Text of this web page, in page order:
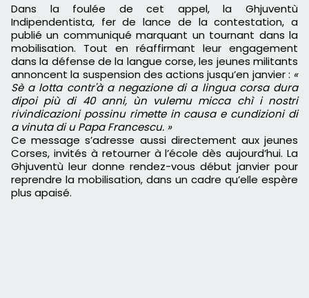
Dans la foulée de cet appel, la Ghjuventù
Indipendentista, fer de lance de la contestation, a
publié un communiqué marquant un tournant dans la
mobilisation. Tout en réaffirmant leur engagement
dans la défense de la langue corse, les jeunes militants
annoncent la suspension des actions jusqu’en janvier : «
Sè a lotta contr'à a negazione di a lingua corsa dura
dipoi più di 40 anni, ùn vulemu micca chì i nostri
rivindicazioni possinu rimette in causa e cundizioni di
a vinuta di u Papa Francescu. »
Ce message s’adresse aussi directement aux jeunes
Corses, invités à retourner à l’école dès aujourd’hui. La
Ghjuventù leur donne rendez-vous début janvier pour
reprendre la mobilisation, dans un cadre qu’elle espère
plus apaisé.